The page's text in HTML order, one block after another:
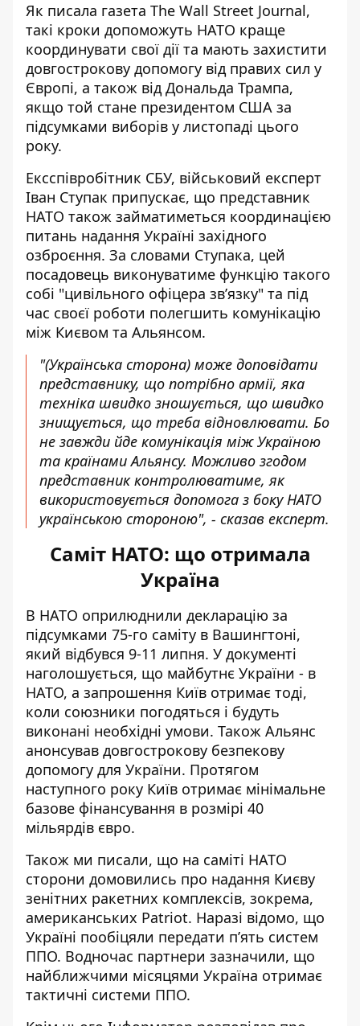
Як писала газета The Wall Street Journal,
такі кроки допоможуть НАТО краще
координувати свої дії та мають захистити
довгострокову допомогу від правих сил у
Європі, а також від Дональда Трампа,
якщо той стане президентом США за
підсумками виборів у листопаді цього
року.
Ексспівробітник СБУ, військовий експерт
Іван Ступак припускає, що представник
НАТО також займатиметься координацією
питань надання Україні західного
озброєння. За словами Ступака, цей
посадовець виконуватиме функцію такого
собі "цивільного офіцера звʼязку" та під
час своєї роботи полегшить комунікацію
між Києвом та Альянсом.
"(Українська сторона) може доповідати
представнику, що потрібно армії, яка
техніка швидко зношується, що швидко
знищується, що треба відновлювати. Бо
не завжди йде комунікація між Україною
та країнами Альянсу. Можливо згодом
представник контролюватиме, як
використовується допомога з боку НАТО
українською стороною", - сказав експерт.
Саміт НАТО: що отримала
Україна
В НАТО оприлюднили декларацію за
підсумками 75-го саміту в Вашингтоні,
який відбувся 9-11 липня. У документі
наголошується, що майбутнє України - в
НАТО, а запрошення Київ отримає тоді,
коли союзники погодяться і будуть
виконані необхідні умови. Також Альянс
анонсував довгострокову безпекову
допомогу для України. Протягом
наступного року Київ отримає мінімальне
базове фінансування в розмірі 40
мільярдів євро.
Також ми писали, що на саміті НАТО
сторони домовились про надання Києву
зенітних ракетних комплексів, зокрема,
американських Patriot. Наразі відомо, що
Україні пообіцяли передати пʼять систем
ППО. Водночас партнери зазначили, що
найближчими місяцями Україна отримає
тактичні системи ППО.